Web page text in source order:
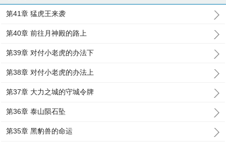
第41章 猛虎王来袭
第40章 前往月神殿的路上
第39章 对付小老虎的办法下
第38章 对付小老虎的办法上
第37章 大力之城的守城令牌
第36章 泰山陨石坠
第35章 黑豹兽的命运